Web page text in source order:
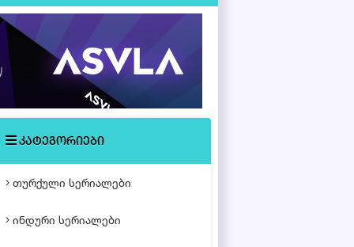
ეროტიული
ისტორიული
მძაფრ-სიუჟეტიანი
კატეგორიები
თურქული სერიალები
ინდური სერიალები